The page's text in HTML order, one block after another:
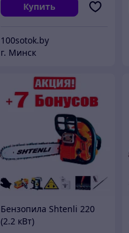
Купить
100sotok.by
г. Минск
Бензопила Shtenli 220
(2.2 кВт)